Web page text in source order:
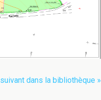
suivant dans la bibliothèque »